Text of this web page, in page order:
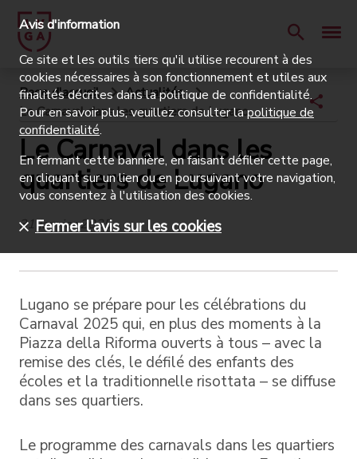
Page d'accueil
Actualités
Le Carnaval dans les quartiers de Lugano
Le Carnaval dans les
quartiers de Lugano
31 janvier 2025
Lugano se prépare pour les célébrations du
Carnaval 2025 qui, en plus des moments à la
Piazza della Riforma ouverts à tous – avec la
remise des clés, le défilé des enfants des
écoles et la traditionnelle risottata – se diffuse
dans ses quartiers.
Le programme des carnavals dans les quartiers
Avis d'information
Ce site et les outils tiers qu'il utilise recourent à des
cookies nécessaires à son fonctionnement et utiles aux
finalités décrites dans la politique de confidentialité.
Pour en savoir plus, veuillez consulter lapolitique de
confidentialité.
En fermant cette bannière, en faisant défiler cette page,
en cliquant sur un lien ou en poursuivant votre navigation,
vous consentez à l'utilisation des cookies.
Fermer l'avis sur les cookies